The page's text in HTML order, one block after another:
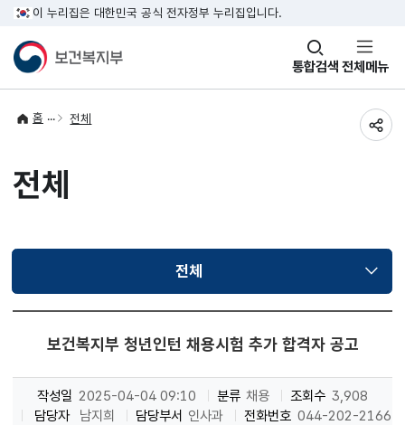
이 누리집은 대한민국 공식 전자정부 누리집입니다.
통합검색
창
열기 전체메뉴
홈 전체
전체
전체선택됨
보건복지부 청년인턴 채용시험 추가 합격자 공고
작성일 2025-04-04 09:10 분류 채용 조회수 3,908
담당자
남지희 담당부서 인사과 전화번호 044-202-2166